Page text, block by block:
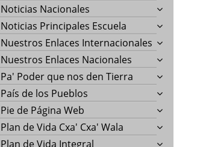
Noticias Nacionales
Noticias Principales Escuela
Nuestros Enlaces Internacionales
Nuestros Enlaces Nacionales
Pa' Poder que nos den Tierra
País de los Pueblos
Pie de Página Web
Plan de Vida Cxa' Cxa' Wala
Plan de Vida Integral